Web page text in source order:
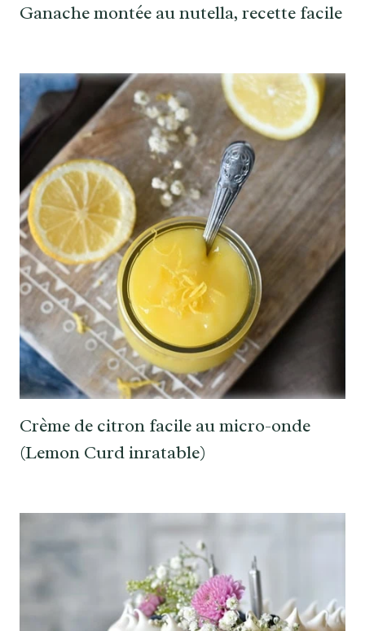
Ganache montée au nutella, recette facile
Crème de citron facile au micro-onde
(Lemon Curd inratable)